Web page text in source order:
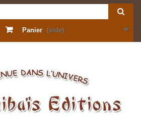
Panier (vide)